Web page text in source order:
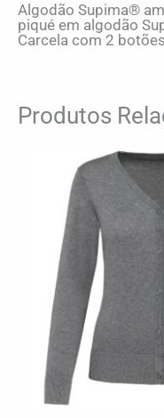
Algodão Supima®
piqué em algodão
Carcela com 2
Produtos